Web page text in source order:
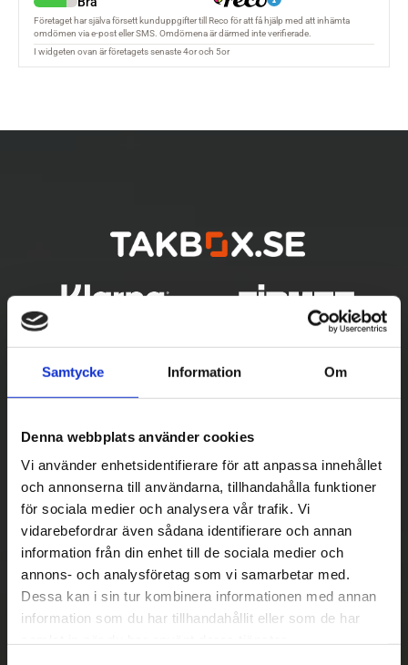
Samtycke Information Om
Denna webbplats använder cookies
Vi använder enhetsidentifierare för att anpassa innehållet
och annonserna till användarna, tillhandahålla funktioner
för sociala medier och analysera vår trafik. Vi
vidarebefordrar även sådana identifierare och annan
information från din enhet till de sociala medier och
annons- och analysföretag som vi samarbetar med.
Dessa kan i sin tur kombinera informationen med annan
information som du har tillhandahållit eller som de har
Betala säkert
|| Välj ||
Snabba leveranser
|| Eller ||